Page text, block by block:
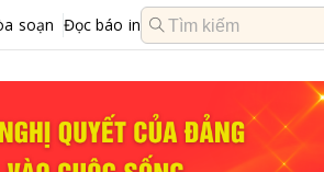
soạn Đọc báo in